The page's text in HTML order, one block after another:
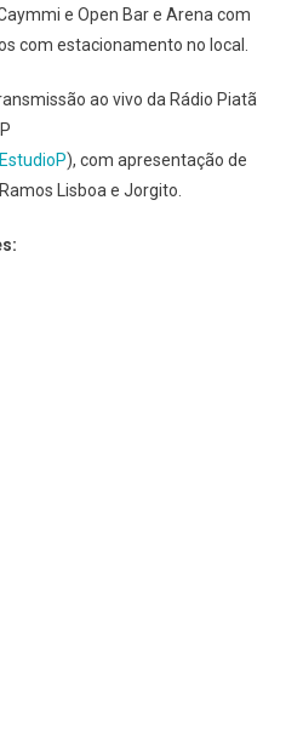
e Open Bar e Arena com
com estacionamento no local.
ao vivo da Rádio Piatã
), com apresentação de
Lisboa e Jorgito.